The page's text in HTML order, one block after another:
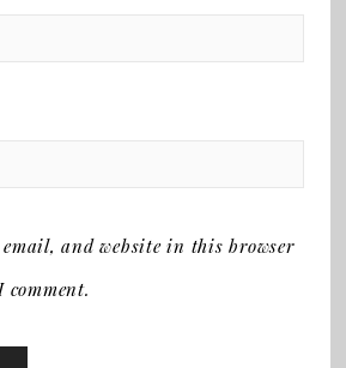
email, and website in this browser